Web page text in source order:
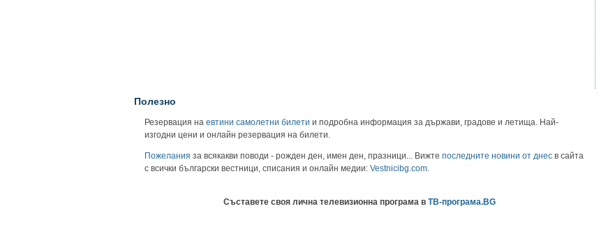
Полезно
Резервация на евтини самолетни билети и подробна информация за държави, градове и летища. Най-
изгодни цени и онлайн резервация на билети.
Пожелания за всякакви поводи - рожден ден, имен ден, празници... Вижте последните новини от днес в сайта
с всички български вестници, списания и онлайн медии: Vestnicibg.com
Съставете своя лична телевизионна програма в ТВ-програма.BG